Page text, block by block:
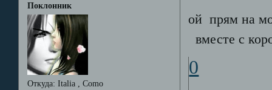
Поклонник
Откуда: Italia , Como
ой прям на
вместе с
0